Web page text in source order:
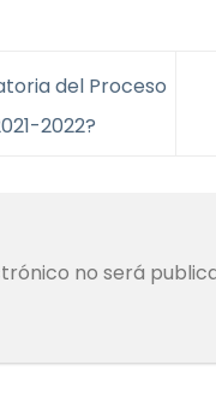
del Proceso
2022?
no será